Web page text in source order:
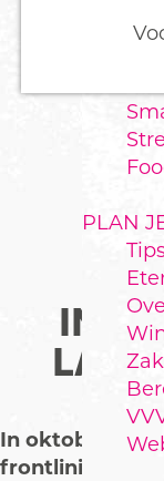
a
PLAN
In oktober
frontlinie. In de